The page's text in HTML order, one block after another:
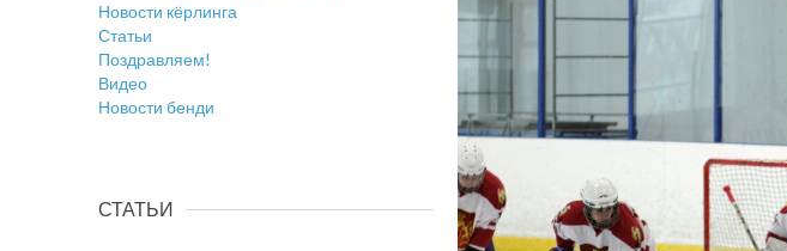
Новости кёрлинга
Статьи
Поздравляем!
Видео
Новости бенди
СТАТЬИ